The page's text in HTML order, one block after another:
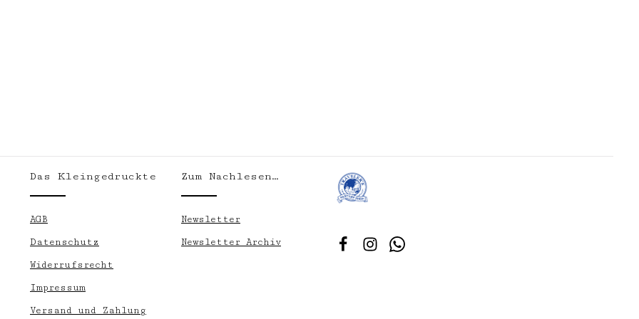
Das Kleingedruckte
AGB
Datenschutz
Widerrufsrecht
Impressum
Versand und Zahlung
Zum Nachlesen…
Newsletter
Newsletter Archiv